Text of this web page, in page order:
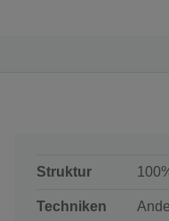
Struktur
Techniken